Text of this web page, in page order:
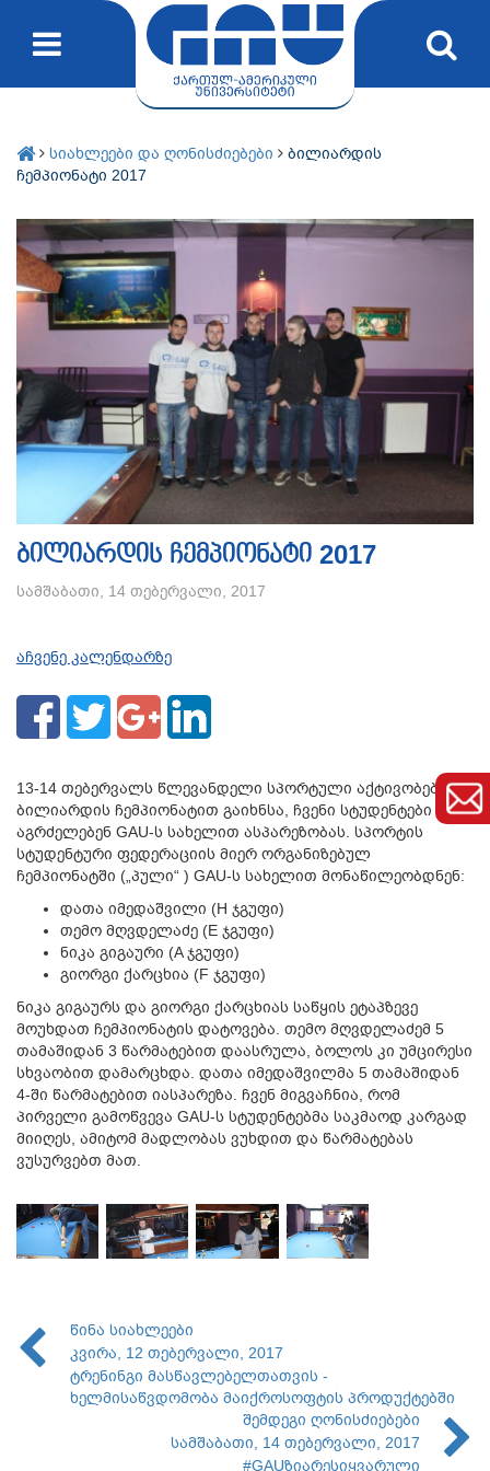
სიახლეები და ღონისძიებები
ბილიარდის
ჩემპიონატი 2017
ბილიარდის ჩემპიონატი 2017
სამშაბათი, 14 თებერვალი, 2017
აჩვენე კალენდარზე
13-14 თებერვალს წლევანდელი სპორტული აქტივობები
ბილიარდის ჩემპიონატით გაიხნსა, ჩვენი სტუდენტები კი
აგრძელებენ GAU-ს სახელით ასპარეზობას. სპორტის
სტუდენტური ფედერაციის მიერ ორგანიზებულ
ჩემპიონატში („პული“ ) GAU-ს სახელით მონაწილეობდნენ:
დათა იმედაშვილი (H ჯგუფი)
თემო მღვდელაძე (E ჯგუფი)
ნიკა გიგაური (A ჯგუფი)
გიორგი ქარცხია (F ჯგუფი)
ნიკა გიგაურს და გიორგი ქარცხიას საწყის ეტაპზევე
მოუხდათ ჩემპიონატის დატოვება. თემო მღვდელაძემ 5
თამაშიდან 3 წარმატებით დაასრულა, ბოლოს კი უმცირესი
სხვაობით დამარცხდა. დათა იმედაშვილმა 5 თამაშიდან
4-ში წარმატებით იასპარეზა. ჩვენ მიგვაჩნია, რომ
პირველი გამოწვევა GAU-ს სტუდენტებმა საკმაოდ კარგად
მიიღეს, ამიტომ მადლობას ვუხდით და წარმატებას
ვუსურვებთ მათ.
წინა სიახლეები
კვირა, 12 თებერვალი, 2017
ტრენინგი მასწავლებელთათვის -
ხელმისაწვდომობა მაიქროსოფტის პროდუქტებში
შემდეგი ღონისძიებები
სამშაბათი, 14 თებერვალი, 2017
#GAUზიარესიყვარული